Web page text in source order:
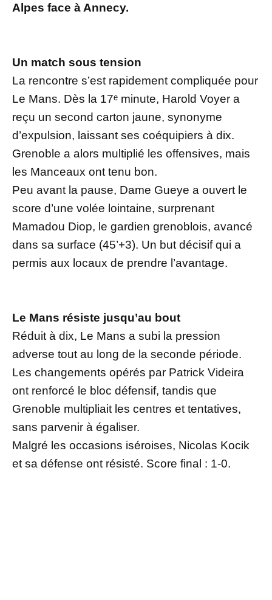
Alpes face à Annecy.
Un match sous tension
La rencontre s’est rapidement compliquée pour
Le Mans. Dès la 17ᵉ minute, Harold Voyer a
reçu un second carton jaune, synonyme
d’expulsion, laissant ses coéquipiers à dix.
Grenoble a alors multiplié les offensives, mais
les Manceaux ont tenu bon.
Peu avant la pause, Dame Gueye a ouvert le
score d’une volée lointaine, surprenant
Mamadou Diop, le gardien grenoblois, avancé
dans sa surface (45’+3). Un but décisif qui a
permis aux locaux de prendre l’avantage.
Le Mans résiste jusqu’au bout
Réduit à dix, Le Mans a subi la pression
adverse tout au long de la seconde période.
Les changements opérés par Patrick Videira
ont renforcé le bloc défensif, tandis que
Grenoble multipliait les centres et tentatives,
sans parvenir à égaliser.
Malgré les occasions iséroises, Nicolas Kocik
et sa défense ont résisté. Score final : 1-0.